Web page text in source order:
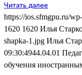
Читать далее
https://ios.sfmgpu.ru/
1620 1620 Илья
shapka-1.jpg Илья
09:30:4944.04.01
обучения